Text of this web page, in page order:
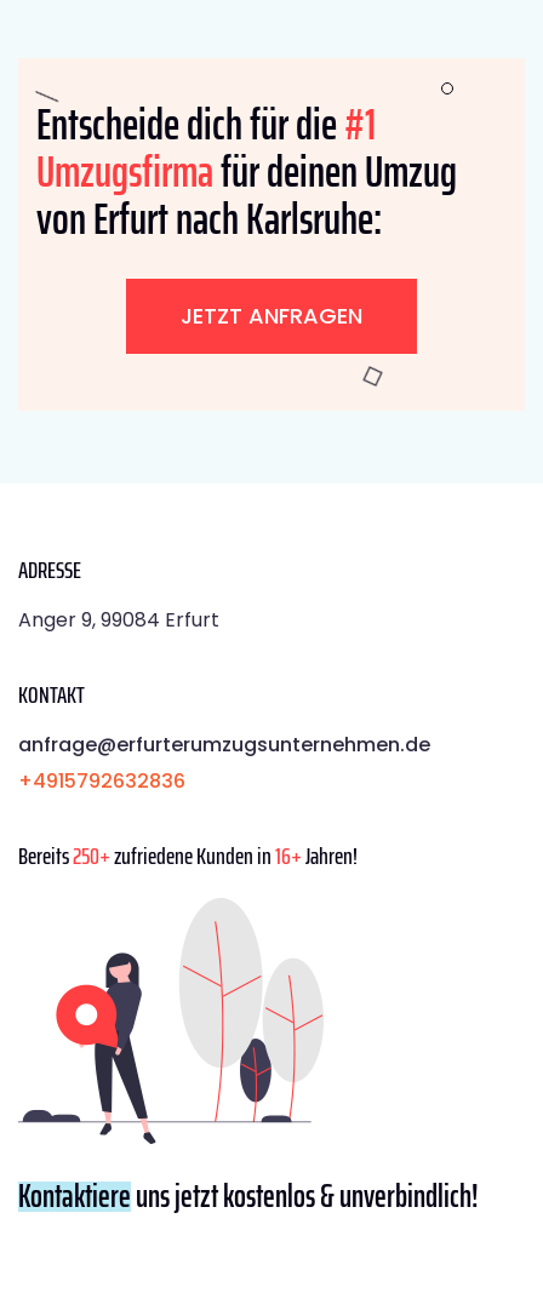
Entscheide dich für die#1
Umzugsfirmafür deinen Umzug
von Erfurt nach Karlsruhe:
JETZT ANFRAGEN
ADRESSE
Anger 9, 99084 Erfurt
KONTAKT
anfrage@erfurterumzugsunternehmen.de
+4915792632836
Bereits250+zufriedene Kunden in16+Jahren!
Kontaktiereuns jetzt kostenlos & unverbindlich!